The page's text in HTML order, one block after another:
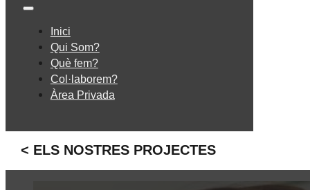
Inici
Qui Som?
Què fem?
Col·laborem?
Àrea Privada
< ELS NOSTRES PROJECTES